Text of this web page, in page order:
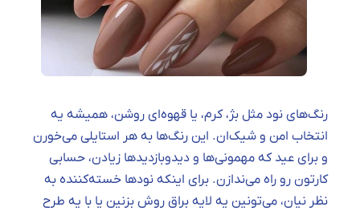
رنگ‌های نود مثل بژ، کرم، یا قهوه‌ای روشن، همیشه یه
انتخاب امن و شیک‌ان. این رنگ‌ها به هر استایلی می‌خورن
و برای عید که مهمونی‌ها و دیدوبازدیدها زیادن، حسابی
کارتون رو راه می‌ندازن. برای اینکه نودها خسته‌کننده به
نظر نیان، می‌تونین یه لایه براق روش بزنین یا با یه طرح